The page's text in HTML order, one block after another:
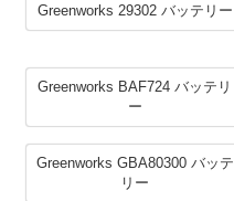
Greenworks 29302 バッテリー
Greenworks BAF724 バッテリ
ー
Greenworks GBA80300 バッテ
リー